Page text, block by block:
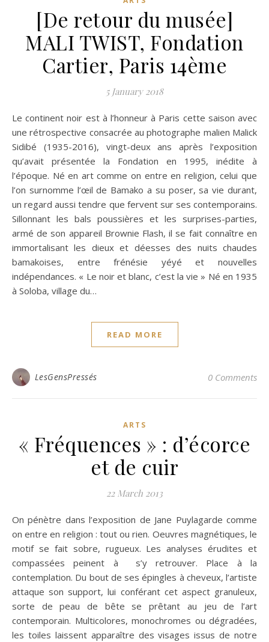
[De retour du musée]
MALI TWIST, Fondation
Cartier, Paris 14ème
5 January 2018
Le continent noir est à l’honneur à Paris cette saison avec
une rétrospective consacrée au photographe malien Malick
Sidibé (1935-2016), vingt-deux ans après l’exposition
qu’avait présentée la Fondation en 1995, inédite à
l’époque. Né en art comme on entre en religion, celui que
l’on surnomme l’œil de Bamako a su poser, sa vie durant,
un regard aussi tendre que fervent sur ses contemporains.
Sillonnant les bals poussières et les surprises-parties,
armé de son appareil Brownie Flash, il se fait connaître en
immortalisant les dieux et déesses des nuits chaudes
bamakoises, entre frénésie yéyé et nouvelles
indépendances. « Le noir et blanc, c’est la vie » Né en 1935
à Soloba, village du…
READ MORE
LesGensPressés 0 Comments
ARTS
« Fréquences » : d’écorce
et de cuir
22 March 2013
On pénètre dans l’exposition de Jane Puylagarde comme
on entre en religion : tout ou rien. Oeuvres magnétiques, le
motif se fait sobre, rugueux. Les analyses érudites et
compassées peinent à s’y retrouver. Place à la
contemplation. Du bout de ses épingles à cheveux, l’artiste
attaque son support, lui conférant cet aspect granuleux,
sorte de peau de bête se prêtant au jeu de l’art
contemporain. Multicolores, monochromes ou dégradées,
les toiles laissent apparaître des visages issus de notre